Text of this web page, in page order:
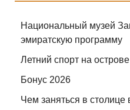
Национальный музей
эмиратскую программу
Летний спорт на
Бонус 2026
Чем заняться в столице